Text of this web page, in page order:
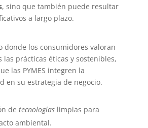
, sino que también puede resultar
a largo plazo.
donde los consumidores valoran
las prácticas éticas y sostenibles,
las PYMES integren la
en su estrategia de negocio.
de tecnologíaslimpias para
ambiental.